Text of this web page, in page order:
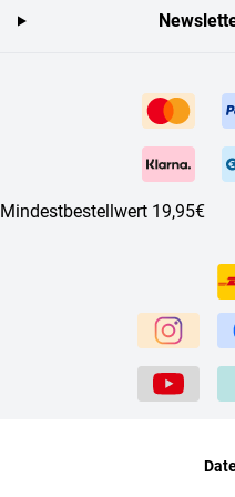
Mindestbestellwert 19,95€